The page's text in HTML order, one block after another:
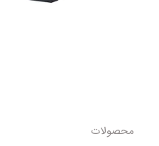
محصولات